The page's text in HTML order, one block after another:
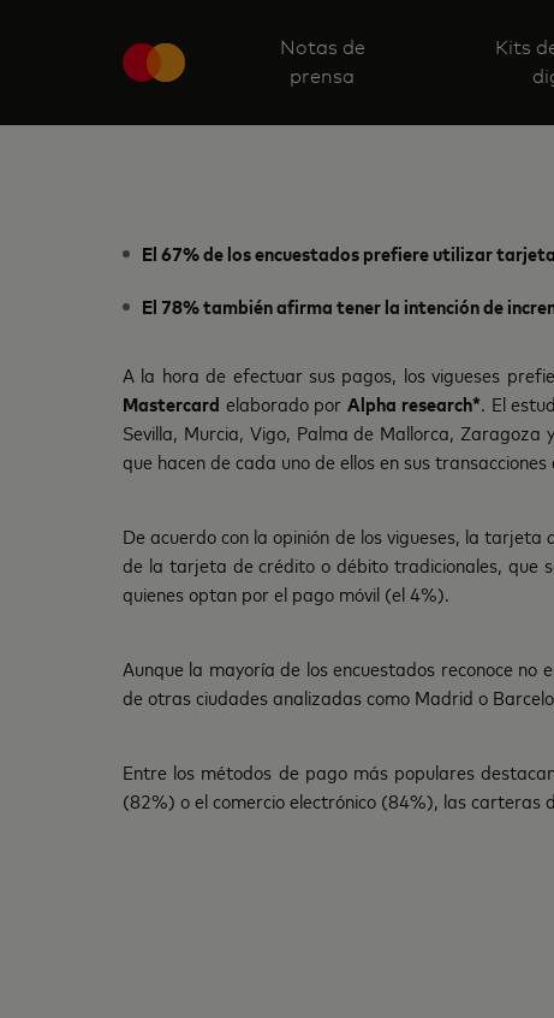
Notas de
prensa
Kits
El 67% de los encuestados prefiere utilizar
El 78% también afirma tener la intención de
A la hora de efectuar sus pagos, los vigueses
Mastercard elaborado porAlpha research*. El
Sevilla, Murcia, Vigo, Palma de Mallorca,
que hacen de cada uno de ellos en sus
De acuerdo con la opinión de los vigueses, la tarjeta
de la tarjeta de crédito o débito tradicionales, que
quienes optan por el pago móvil (el 4%).
Aunque la mayoría de los encuestados reconoce
de otras ciudades analizadas como Madrid o
Entre los métodos de pago más populares
(82%) o el comercio electrónico (84%), las carteras